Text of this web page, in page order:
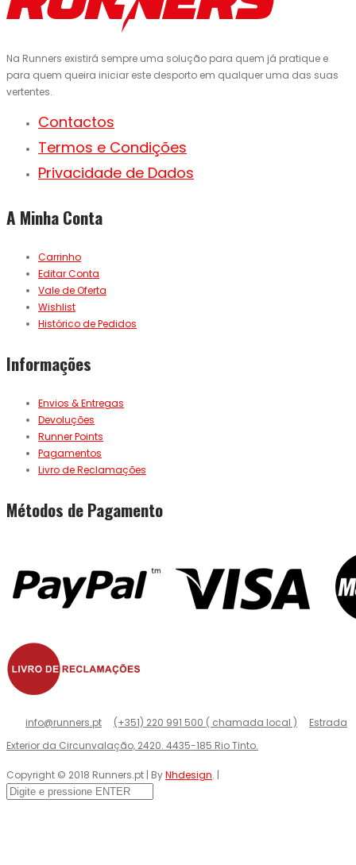
Na Runners existirá sempre uma solução para quem já pratique e
para quem queira iniciar este desporto em qualquer uma das suas
vertentes.
Contactos
Termos e Condições
Privacidade de Dados
A Minha Conta
Carrinho
Editar Conta
Vale de Oferta
Wishlist
Histórico de Pedidos
Informações
Envios & Entregas
Devoluções
Runner Points
Pagamentos
Livro de Reclamações
Métodos de Pagamento
info@runners.pt (+351) 220 991 500 ( chamada local )
Estrada
Exterior da Circunvalação, 2420. 4435-185 Rio Tinto.
Copyright © 2018 Runners.pt | ByNhdesign. |